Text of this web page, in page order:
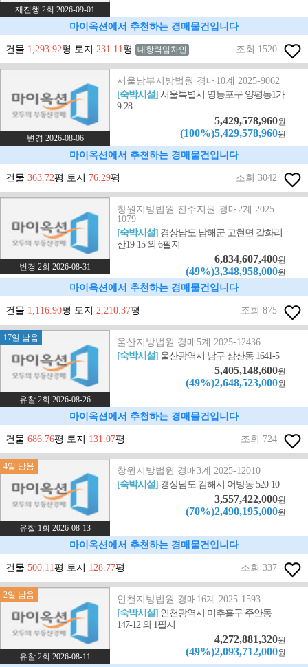
재진행 2회 2026-09-01
마이옥션에서 추천하는 경매물건입니다
건물 1,293.92평 토지 231.11평 대항력임차인 조회 1520
변경 2026-08-06
서울남부지방법원 경매10계 2025-9062
[숙박시설]서울특별시 영등포구 양평동1가
9-28
5,429,578,960원
(100%)5,429,578,960원
마이옥션에서 추천하는 경매물건입니다
건물 363.72평 토지 76.29평 조회 3042
변경 2회 2026-08-31
창원지방법원 진주지원 경매2계 2025-
1079
[숙박시설] 경상남도 남해군 고현면 갈화리
산19-15 외 6필지
6,834,607,400원
(49%)3,348,958,000원
마이옥션에서 추천하는 경매물건입니다
건물 1,116.90평 토지 2,210.37평 조회 875
17일 남음
유찰 2회 2026-08-26
울산지방법원 경매5계 2025-12436
[숙박시설] 울산광역시 남구 삼산동 1641-5
5,405,148,600원
(49%)2,648,523,000원
마이옥션에서 추천하는 경매물건입니다
건물 686.76평 토지 131.07평 조회 724
4일 남음
유찰 1회 2026-08-13
창원지방법원 경매3계 2025-12010
[숙박시설] 경상남도 김해시 어방동 520-10
3,557,422,000원
(70%)2,490,195,000원
마이옥션에서 추천하는 경매물건입니다
건물 500.11평 토지 128.77평 조회 337
2일 남음
유찰 2회 2026-08-11
인천지방법원 경매16계 2025-1593
[숙박시설] 인천광역시 미추홀구 주안동
147-12 외 1필지
4,272,881,320원
(49%)2,093,712,000원